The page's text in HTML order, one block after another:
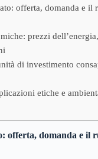
offerta, domanda e il
prezzi
di investimento
etiche e
offerta, domanda e il